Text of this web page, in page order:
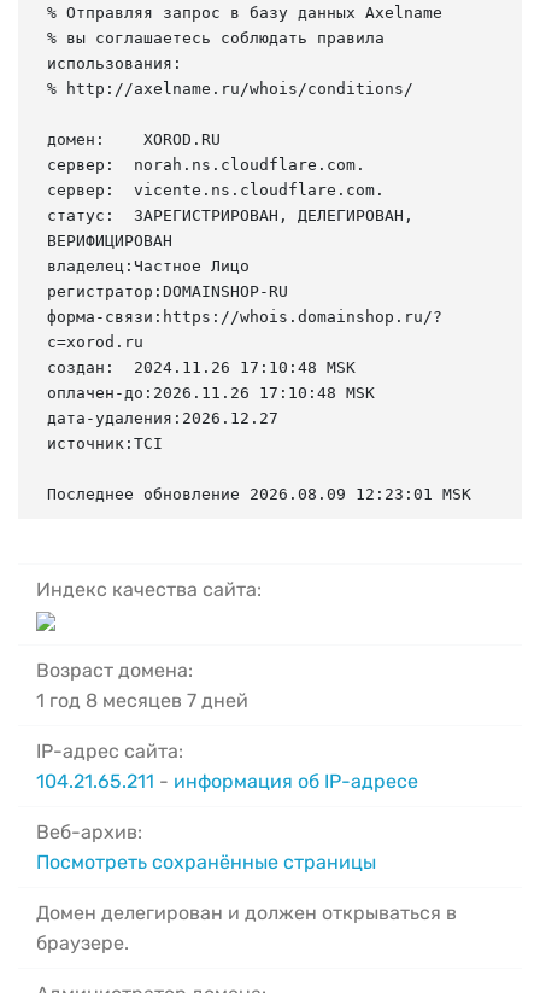
% Отправляя запрос в базу данных Axelname
% вы соглашаетесь соблюдать правила
использования:
% http://axelname.ru/whois/conditions/
домен:    XOROD.RU
сервер:  norah.ns.cloudflare.com.
сервер:  vicente.ns.cloudflare.com.
статус:  ЗАРЕГИСТРИРОВАН, ДЕЛЕГИРОВАН,
ВЕРИФИЦИРОВАН
владелец:Частное Лицо
регистратор:DOMAINSHOP-RU
форма-связи:https://whois.domainshop.ru/?
c=xorod.ru
создан:  2024.11.26 17:10:48 MSK
оплачен-до:2026.11.26 17:10:48 MSK
дата-удаления:2026.12.27
источник:TCI
Последнее обновление 2026.08.09 12:23:01 MSK
Индекс качества сайта:
Возраст домена:
1 год 8 месяцев 7 дней
IP-адрес сайта:
104.21.65.211 - информация об IP-адресе
Веб-архив:
Посмотреть сохранённые страницы
Домен делегирован и должен открываться в
браузере.